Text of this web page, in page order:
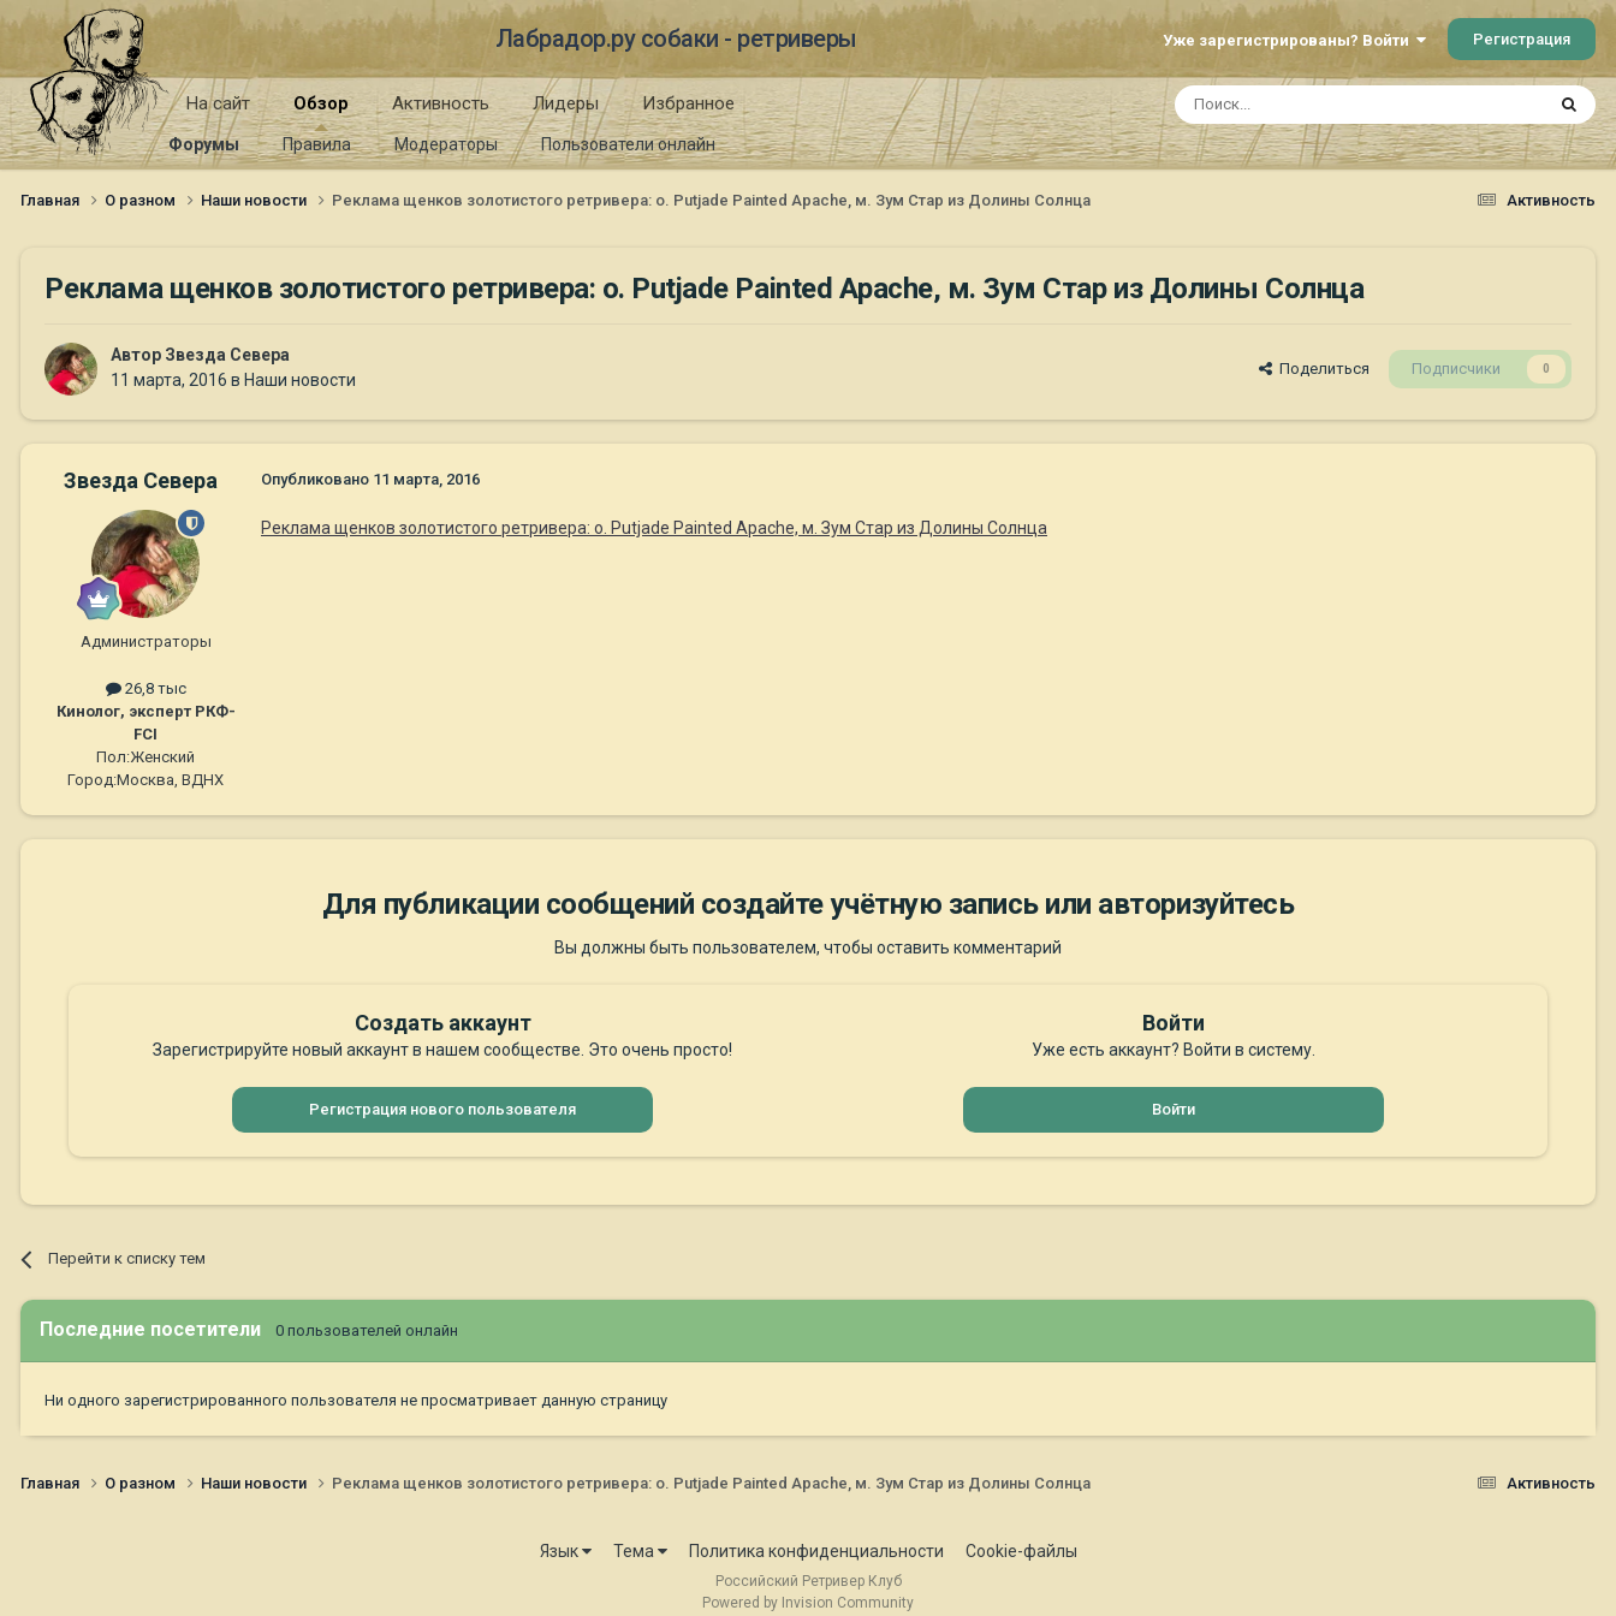
Лабрадор.ру собаки - ретриверы Уже зарегистрированы? Войти Регистрация
На сайт Обзор
Форумы Правила Модераторы Пользователи онлайн
Активность Лидеры Избранное
Активность
Главная О разном Наши новости Реклама щенков золотистого ретривера: о. Putjade Painted Apache, м. Зум Стар из Долины Солнца
Реклама щенков золотистого ретривера: о. Putjade Painted Apache, м. Зум Стар из Долины Солнца
Автор Звезда Севера
11 марта, 2016 в Наши новости
Поделиться Подписчики 0
Звезда Севера
Администраторы
26,8 тыс
Кинолог, эксперт РКФ-
FCI
Пол:Женский
Город:Москва, ВДНХ
Опубликовано 11 марта, 2016
Реклама щенков золотистого ретривера: о. Putjade Painted Apache, м. Зум Стар из Долины Солнца
Для публикации сообщений создайте учётную запись или авторизуйтесь
Вы должны быть пользователем, чтобы оставить комментарий
Создать аккаунт
Зарегистрируйте новый аккаунт в нашем сообществе. Это очень просто!
Регистрация нового пользователя
Войти
Уже есть аккаунт? Войти в систему.
Войти
Перейти к списку тем
Последние посетители 0 пользователей онлайн
Ни одного зарегистрированного пользователя не просматривает данную страницу
Активность
Главная О разном Наши новости Реклама щенков золотистого ретривера: о. Putjade Painted Apache, м. Зум Стар из Долины Солнца
Язык Тема Политика конфиденциальности Cookie-файлы
Российский Ретривер Клуб
Powered by Invision Community